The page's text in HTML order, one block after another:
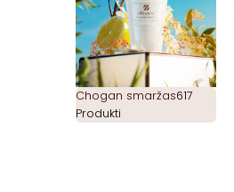
Chogan smaržas617
Produkti